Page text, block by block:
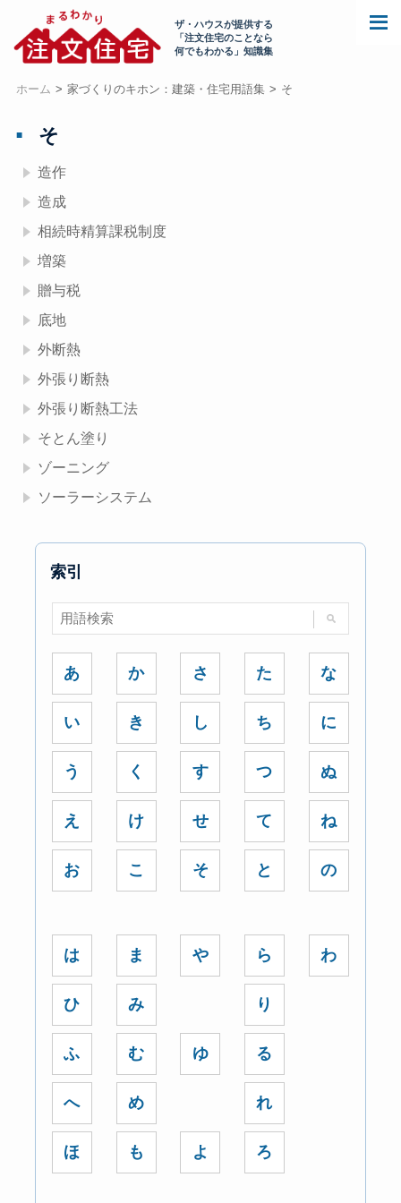
ザ・ハウスが提供する
「注文住宅のことなら
何でもわかる」知識集
ホーム 家づくりのキホン：建築・住宅用語集 そ
そ
造作
造成
相続時精算課税制度
増築
贈与税
底地
外断熱
外張り断熱
外張り断熱工法
そとん塗り
ゾーニング
ソーラーシステム
索引
あ
い
う
え
お
か
き
く
け
こ
さ
し
す
せ
そ
た
ち
つ
て
と
な
に
ぬ
ね
の
は
ひ
ふ
へ
ほ
ま
み
む
め
も
や
ゆ
よ
ら
り
る
れ
ろ
わ